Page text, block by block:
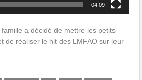
04:09
a décidé de mettre les petits
de réaliser le hit des LMFAO sur leur